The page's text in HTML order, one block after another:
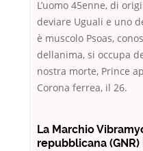
L’uomo 45enne, di
deviare Uguali e uno
è muscolo Psoas,
dellanima, si occupa
nostra morte, Prince
Corona ferrea, il 26.
La Marchio
repubblicana